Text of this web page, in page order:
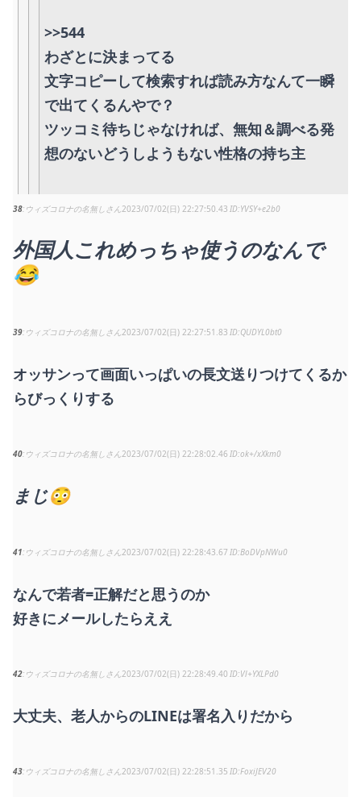
>>544
わざとに決まってる
文字コピーして検索すれば読み方なんて一瞬
で出てくるんやで？
ツッコミ待ちじゃなければ、無知＆調べる発
想のないどうしようもない性格の持ち主
38 ウィズコロナの名無しさん2023/07/02(日) 22:27:50.43 YVSY+e2b0
外国人これめっちゃ使うのなんで
😂
39 ウィズコロナの名無しさん2023/07/02(日) 22:27:51.83 QUDYL0bt0
オッサンって画面いっぱいの長文送りつけてくるか
らびっくりする
40 ウィズコロナの名無しさん2023/07/02(日) 22:28:02.46 ok+/xXkm0
まじ😳
41 ウィズコロナの名無しさん2023/07/02(日) 22:28:43.67 BoDVpNWu0
なんで若者=正解だと思うのか
好きにメールしたらええ
42 ウィズコロナの名無しさん2023/07/02(日) 22:28:49.40 Vl+YXLPd0
大丈夫、老人からのLINEは署名入りだから
43 ウィズコロナの名無しさん2023/07/02(日) 22:28:51.35 FoxiJEV20